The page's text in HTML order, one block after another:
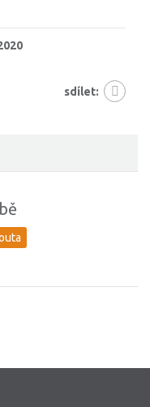
sdílet: